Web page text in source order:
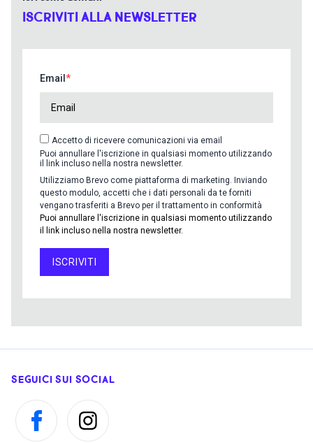
ISCRIVITI ALLA NEWSLETTER
Email
Accetto di ricevere comunicazioni via email
Puoi annullare l'iscrizione in qualsiasi momento utilizzando
il link incluso nella nostra newsletter.
Utilizziamo Brevo come piattaforma di marketing. Inviando
questo modulo, accetti che i dati personali da te forniti
vengano trasferiti a Brevo per il trattamento in conformità
Puoi annullare l'iscrizione in qualsiasi momento utilizzando
il link incluso nella nostra newsletter.
ISCRIVITI
SEGUICI SUI SOCIAL